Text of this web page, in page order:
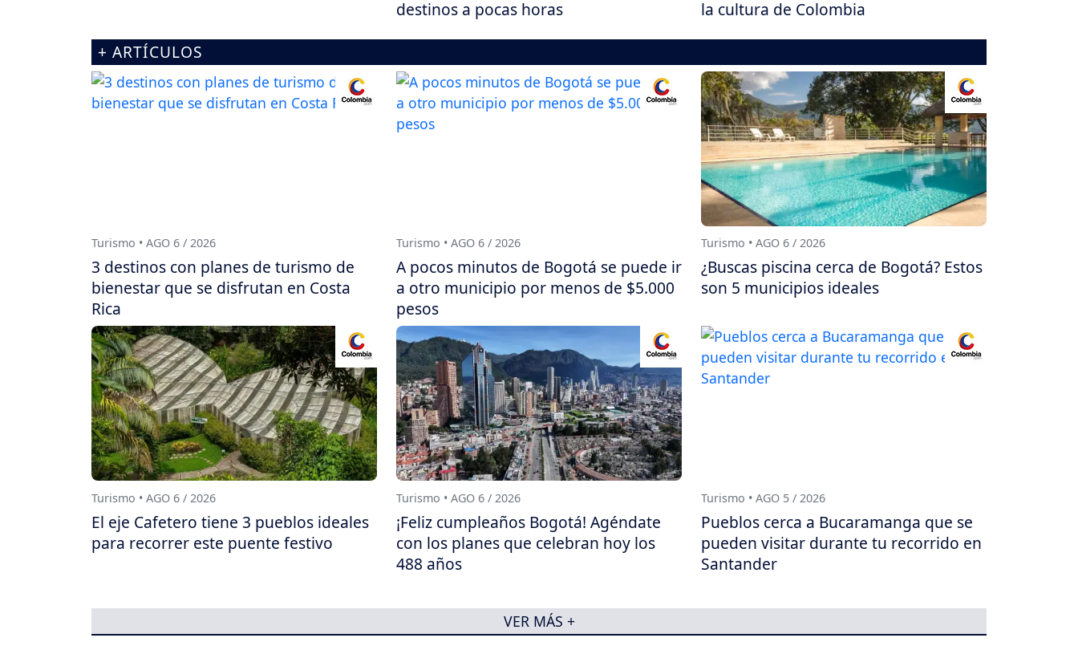
destinos a pocas horas
la cultura de Colombia
+ ARTÍCULOS
Turismo • AGO 6 / 2026
3 destinos con planes de turismo de
bienestar que se disfrutan en Costa
Rica
Turismo • AGO 6 / 2026
A pocos minutos de Bogotá se puede ir
a otro municipio por menos de $5.000
pesos
Turismo • AGO 6 / 2026
¿Buscas piscina cerca de Bogotá? Estos
son 5 municipios ideales
Turismo • AGO 6 / 2026
El eje Cafetero tiene 3 pueblos ideales
para recorrer este puente festivo
Turismo • AGO 6 / 2026
¡Feliz cumpleaños Bogotá! Agéndate
con los planes que celebran hoy los
488 años
Turismo • AGO 5 / 2026
Pueblos cerca a Bucaramanga que se
pueden visitar durante tu recorrido en
Santander
VER MÁS +